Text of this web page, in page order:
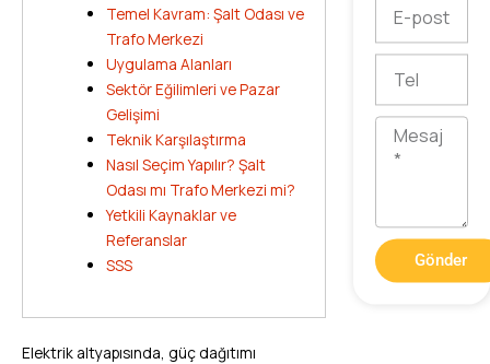
Temel Kavram: Şalt Odası ve
Trafo Merkezi
Uygulama Alanları
Sektör Eğilimleri ve Pazar
Gelişimi
Teknik Karşılaştırma
Nasıl Seçim Yapılır? Şalt
Odası mı Trafo Merkezi mi?
Yetkili Kaynaklar ve
Referanslar
SSS
Elektrik altyapısında, güç dağıtımı
posta
Mesaj
Gönder